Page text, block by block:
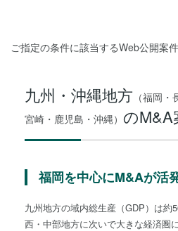
ご指定の条件に該当するWeb公開案
九州・沖縄地方 （福岡
宮崎・鹿児島・沖縄） のM&A
福岡を中心にM&Aが活
九州地方の域内総生産（GDP）は約
西・中部地方に次いで大きな経済圏